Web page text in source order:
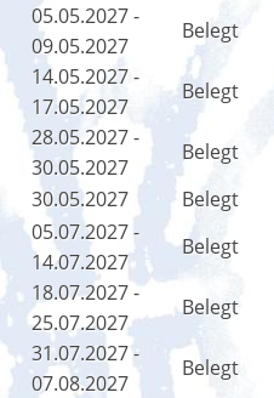
05.05.2027 -
09.05.2027
Belegt
14.05.2027 -
17.05.2027
Belegt
28.05.2027 -
30.05.2027
Belegt
30.05.2027
Belegt
05.07.2027 -
14.07.2027
Belegt
18.07.2027 -
25.07.2027
Belegt
31.07.2027 -
07.08.2027
Belegt